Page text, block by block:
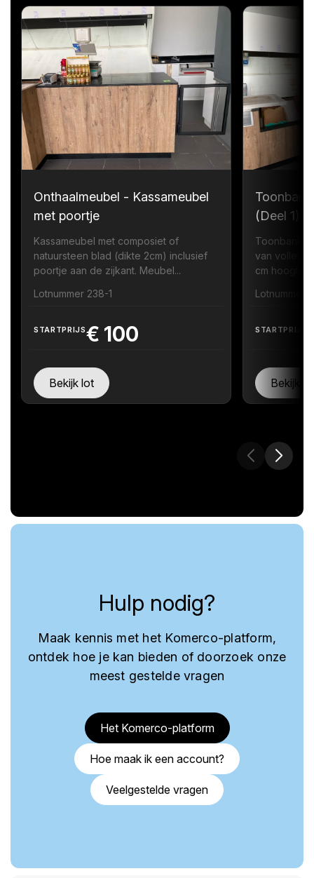
Onthaalmeubel - Kassameubel
met poortje
Kassameubel met composiet of
natuursteen blad (dikte 2cm) inclusief
poortje aan de zijkant. Meubel...
Lotnummer 238-1
STARTPRIJS€ 100
Bekijk lot
(Deel 1)
Toonbank
van
cm hoogte
Lotnummer
STARTPRIJS
Bekijk
Hulp nodig?
Maak kennis met het Komerco-platform,
ontdek hoe je kan bieden of doorzoek onze
meest gestelde vragen
Het Komerco-platform
Hoe maak ik een account?
Veelgestelde vragen